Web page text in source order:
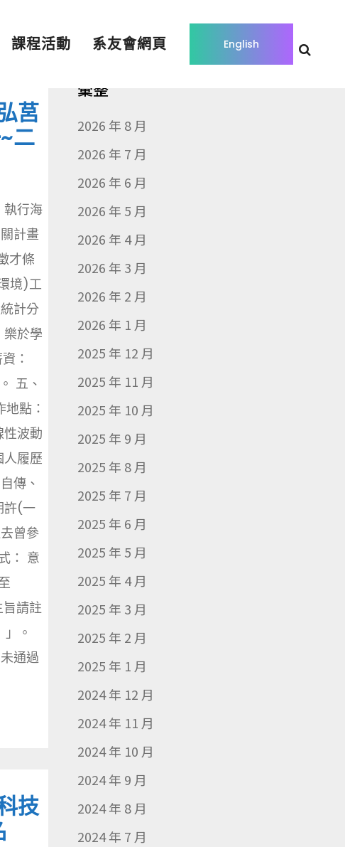
English
課程活動 系友會網頁
莒
二
執行海
計畫
才條
境)工
計分
於學
：
五、
點：
波動
履歷
傳、
許(一
曾參
： 意
請註
。
通過
技
彙整
2026 年 8 月
2026 年 7 月
2026 年 6 月
2026 年 5 月
2026 年 4 月
2026 年 3 月
2026 年 2 月
2026 年 1 月
2025 年 12 月
2025 年 11 月
2025 年 10 月
2025 年 9 月
2025 年 8 月
2025 年 7 月
2025 年 6 月
2025 年 5 月
2025 年 4 月
2025 年 3 月
2025 年 2 月
2025 年 1 月
2024 年 12 月
2024 年 11 月
2024 年 10 月
2024 年 9 月
2024 年 8 月
2024 年 7 月